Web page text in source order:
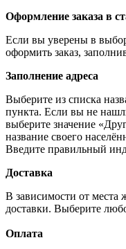
Оформление заказа в
Если вы уверены в
оформить заказ,
Заполнение адреса
Выберите из списка
пункта. Если вы не
выберите значение
название своего
Введите правильный
Доставка
В зависимости от места
доставки. Выберите
Оплата